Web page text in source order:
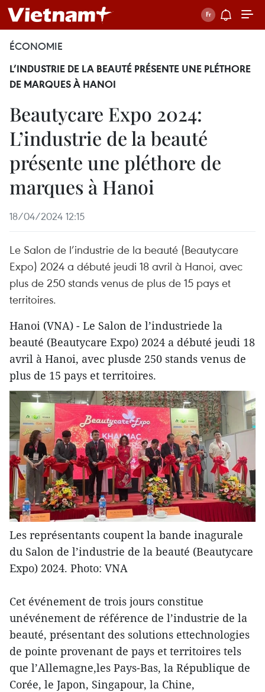
ÉCONOMIE
L’INDUSTRIE DE LA BEAUTÉ PRÉSENTE UNE PLÉTHORE
DE MARQUES À HANOI
Beautycare Expo 2024:
L’industrie de la beauté
présente une pléthore de
marques à Hanoi
18/04/2024 12:15
Le Salon de l’industrie de la beauté (Beautycare
Expo) 2024 a débuté jeudi 18 avril à Hanoi, avec
plus de 250 stands venus de plus de 15 pays et
territoires.
Hanoi (VNA) - Le Salon de l’industriede la
beauté (Beautycare Expo) 2024 a débuté jeudi 18
avril à Hanoi, avec plusde 250 stands venus de
plus de 15 pays et territoires.
Les représentants coupent la bande inagurale
du Salon de l’industrie de la beauté (Beautycare
Expo) 2024. Photo: VNA
Cet événement de trois jours constitue
unévénement de référence de l’industrie de la
beauté, présentant des solutions ettechnologies
de pointe provenant de pays et territoires tels
que l’Allemagne,les Pays-Bas, la République de
Corée, le Japon, Singapour, la Chine,